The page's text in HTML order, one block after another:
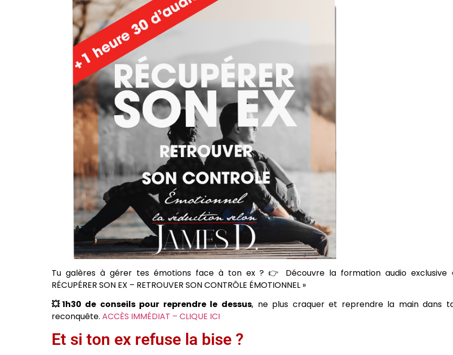
Tu galères à gérer tes émotions face à ton ex ? 👉 Découvre la formation audio exclusive
RÉCUPÉRER SON EX – RETROUVER SON CONTRÔLE ÉMOTIONNEL »
💥1h30 de conseils pour reprendre le dessus, ne plus craquer et reprendre la main dans
reconquête. ACCÈS IMMÉDIAT – CLIQUE ICI
Et si ton ex refuse la bise ?